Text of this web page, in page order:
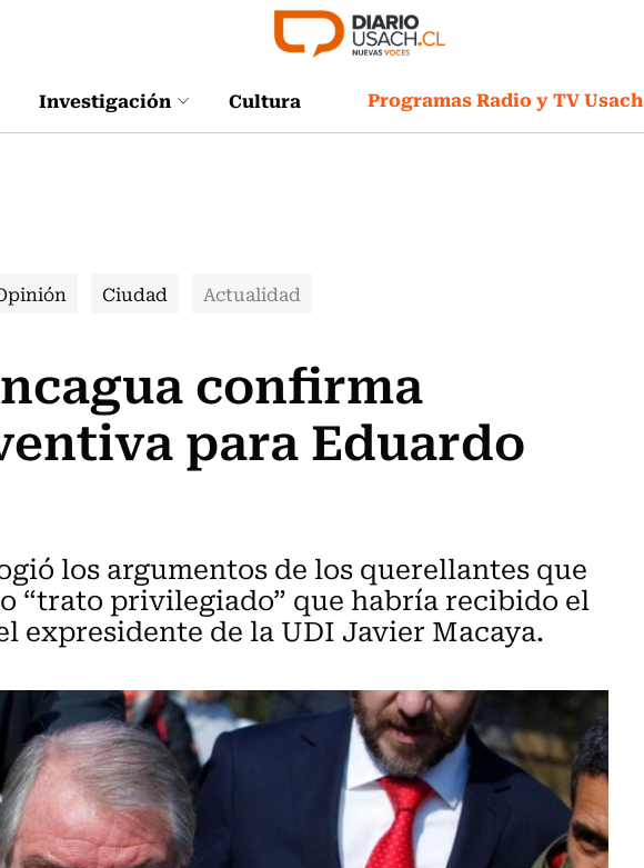
Investigación Cultura Programas Radio y TV Usach
Ciudad Actualidad
confirma
para Eduardo
los argumentos de los querellantes que
“trato privilegiado” que habría recibido el
expresidente de la UDI Javier Macaya.